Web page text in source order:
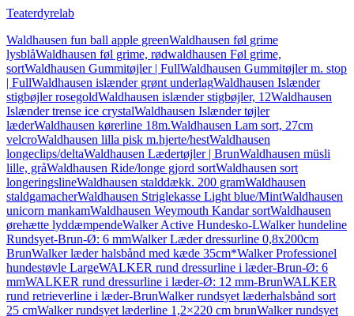
Teaterdyrelab
Waldhausen fun ball apple greenWaldhausen føl grime
lysblåWaldhausen føl grime, rødwaldhausen Føl grime,
sortWaldhausen Gummitøjler | FullWaldhausen Gummitøjler m. stop
| FullWaldhausen islænder grønt underlagWaldhausen Islænder
stigbøjler rosegoldWaldhausen islænder stigbøjler, 12Waldhausen
Islænder trense ice crystalWaldhausen Islænder tøjler
læderWaldhausen kørerline 18m.Waldhausen Lam sort, 27cm
velcroWaldhausen lilla pisk m.hjerte/hestWaldhausen
longeclips/deltaWaldhausen Lædertøjler | BrunWaldhausen müsli
lille, gråWaldhausen Ride/longe gjord sortWaldhausen sort
longeringslineWaldhausen stalddækk. 200 gramWaldhausen
staldgamacherWaldhausen Striglekasse Light blue/MintWaldhausen
unicorn mankamWaldhausen Weymouth Kandar sortWaldhausen
ørehætte lyddæmpendeWalker Active Hundesko-LWalker hundeline
Rundsyet-Brun-Ø: 6 mmWalker Læder dressurline 0,8x200cm
BrunWalker læder halsbånd med kæde 35cm*Walker Professionel
hundestøvle LargeWALKER rund dressurline i læder-Brun-Ø: 6
mmWALKER rund dressurline i læder-Ø: 12 mm-BrunWALKER
rund retrieverline i læder-BrunWalker rundsyet læderhalsbånd sort
25 cmWalker rundsyet læderline 1,2×220 cm brunWalker rundsyet